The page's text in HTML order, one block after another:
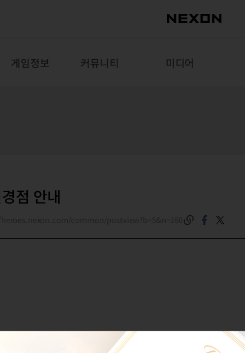
게임정보 커뮤니티 미디어
점 안내
같습니다.